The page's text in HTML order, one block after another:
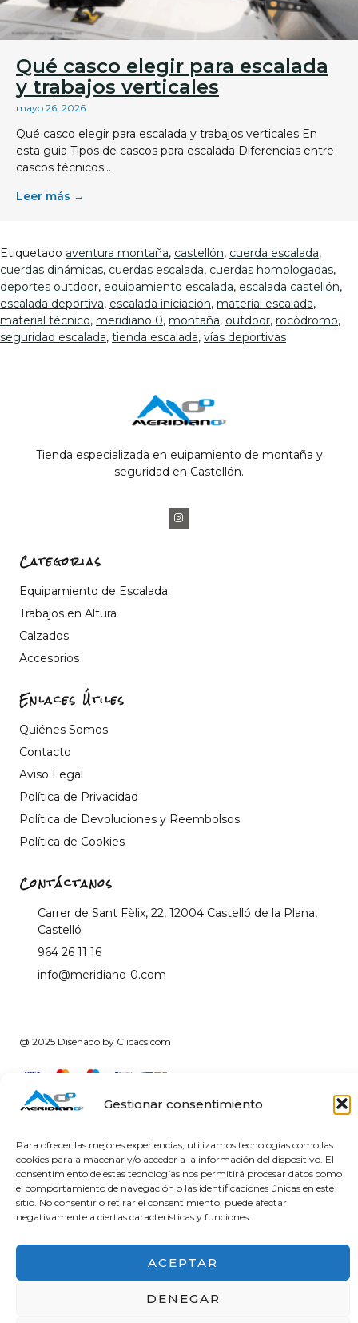
Gestionar consentimiento
Para ofrecer las mejores experiencias, utilizamos tecnologías como las
cookies para almacenar y/o acceder a la información del dispositivo. El
consentimiento de estas tecnologías nos permitirá procesar datos como
el comportamiento de navegación o las identificaciones únicas en este
sitio. No consentir o retirar el consentimiento, puede afectar
negativamente a ciertas características y funciones.
ACEPTAR
DENEGAR
Qué casco elegir para escalada
y trabajos verticales
mayo 26, 2026
Qué casco elegir para escalada y trabajos verticales En
esta guia Tipos de cascos para escalada Diferencias entre
cascos técnicos...
Leer más →
Etiquetado aventura montaña, castellón, cuerda escalada,
cuerdas dinámicas, cuerdas escalada, cuerdas homologadas,
deportes outdoor, equipamiento escalada, escalada castellón,
escalada deportiva, escalada iniciación, material escalada,
material técnico, meridiano 0, montaña, outdoor, rocódromo,
seguridad escalada, tienda escalada, vías deportivas
Tienda especializada en euipamiento de montaña y
seguridad en Castellón.
Categorias
Equipamiento de Escalada
Trabajos en Altura
Calzados
Accesorios
Enlaces Útiles
Quiénes Somos
Contacto
Aviso Legal
Política de Privacidad
Política de Devoluciones y Reembolsos
Política de Cookies
Contáctanos
Carrer de Sant Fèlix, 22, 12004 Castelló de la Plana,
Castelló
964 26 11 16
info@meridiano-0.com
@ 2025 Diseñado by Clicacs.com
Financiado por la Unión Europea – NextGenerationEU
en el Programa KIT Digital. Plan de Recuperación,
Transformación y Resiliencia de España «Next
Generation EU». IMPORTE SUBVENCIONADO: 2000.00€